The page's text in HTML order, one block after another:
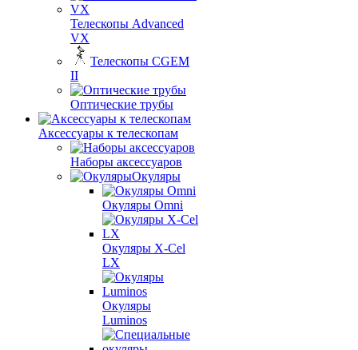
Телескопы Advanced
VX
Телескопы CGEM
II
Оптические трубы
Аксессуары к телескопам
Наборы аксессуаров
Окуляры
Окуляры Omni
Окуляры X-Сel
LX
Окуляры
Luminos